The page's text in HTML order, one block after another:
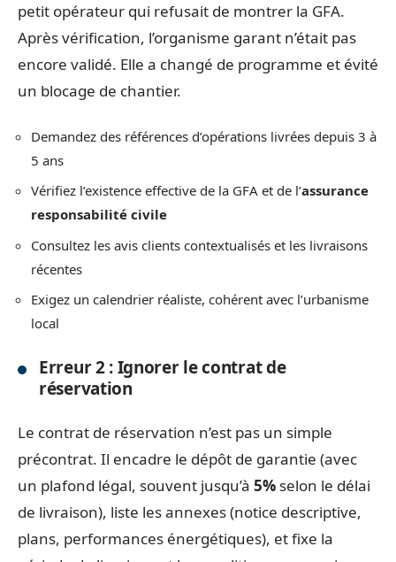
petit opérateur qui refusait de montrer la GFA.
Après vérification, l’organisme garant n’était pas
encore validé. Elle a changé de programme et évité
un blocage de chantier.
Demandez des références d’opérations livrées depuis 3 à
5 ans
Vérifiez l’existence effective de la GFA et de l’assurance
responsabilité civile
Consultez les avis clients contextualisés et les livraisons
récentes
Exigez un calendrier réaliste, cohérent avec l’urbanisme
local
Erreur 2 : Ignorer le contrat de
réservation
Le contrat de réservation n’est pas un simple
précontrat. Il encadre le dépôt de garantie (avec
un plafond légal, souvent jusqu’à 5% selon le délai
de livraison), liste les annexes (notice descriptive,
plans, performances énergétiques), et fixe la